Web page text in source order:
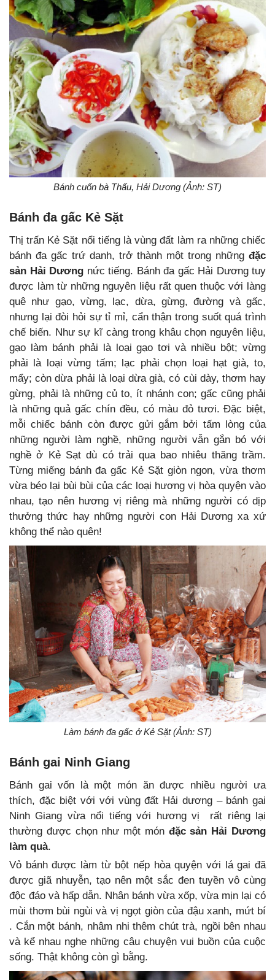
Bánh cuốn bà Thấu, Hải Dương (Ảnh: ST)
Bánh đa gấc Kẻ Sặt
Thị trấn Kẻ Sặt nổi tiếng là vùng đất làm ra những chiếc
bánh đa gấc trứ danh, trở thành một trong những đặc
sản Hải Dương nức tiếng. Bánh đa gấc Hải Dương tuy
được làm từ những nguyên liệu rất quen thuộc với làng
quê như gạo, vừng, lạc, dừa, gừng, đường và gấc,
nhưng lại đòi hỏi sự tỉ mỉ, cẩn thận trong suốt quá trình
chế biến. Như sự kĩ càng trong khâu chọn nguyên liệu,
gạo làm bánh phải là loại gạo tơi và nhiều bột; vừng
phải là loại vừng tấm; lạc phải chọn loại hạt già, to,
mẩy; còn dừa phải là loại dừa già, có cùi dày, thơm hay
gừng, phải là những củ to, ít nhánh con; gấc cũng phải
là những quả gấc chín đều, có màu đỏ tươi. Đặc biệt,
mỗi chiếc bánh còn được gửi gắm bởi tấm lòng của
những người làm nghề, những người vẫn gắn bó với
nghề ở Kẻ Sạt dù có trải qua bao nhiêu thăng trầm.
Từng miếng bánh đa gấc Kẻ Sặt giòn ngon, vừa thơm
vừa béo lại bùi bùi của các loại hương vị hòa quyện vào
nhau, tạo nên hương vị riêng mà những người có dịp
thưởng thức hay những người con Hải Dương xa xứ
không thể nào quên!
Làm bánh đa gấc ở Kẻ Sặt (Ảnh: ST)
Bánh gai Ninh Giang
Bánh gai vốn là một món ăn được nhiều người ưa
thích, đặc biệt với với vùng đất Hải dương – bánh gai
Ninh Giang vừa nổi tiếng với hương vị rất riêng lại
thường được chọn như một món đặc sản Hải Dương
làm quà.
Vỏ bánh được làm từ bột nếp hòa quyện với lá gai đã
được giã nhuyễn, tạo nên một sắc đen tuyền vô cùng
độc đáo và hấp dẫn. Nhân bánh vừa xốp, vừa mịn lại có
mùi thơm bùi ngùi và vị ngọt giòn của đậu xanh, mứt bí
. Cắn một bánh, nhâm nhi thêm chút trà, ngồi bên nhau
và kể nhau nghe những câu chuyện vui buồn của cuộc
sống. Thật không còn gì bằng.